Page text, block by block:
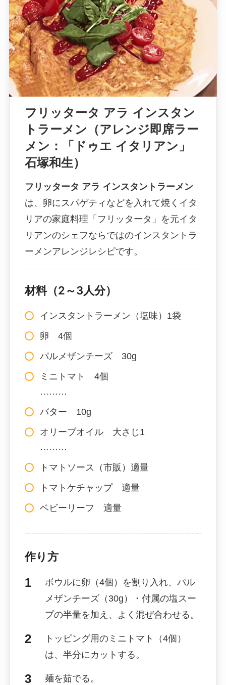
フリッタータ アラ インスタン
トラーメン（アレンジ即席ラー
メン：「ドゥエ イタリアン」
石塚和生）
フリッタータ アラ インスタントラーメン
は、卵にスパゲティなどを入れて焼くイタ
リアの家庭料理「フリッタータ」を元イタ
リアンのシェフならではのインスタントラ
ーメンアレンジレシピです。
材料（2～3人分）
インスタントラーメン（塩味）1袋
卵 4個
パルメザンチーズ 30g
ミニトマト 4個
………
バター 10g
オリーブオイル 大さじ1
………
トマトソース（市販）適量
トマトケチャップ 適量
ベビーリーフ 適量
作り方
ボウルに卵（4個）を割り入れ、パル
メザンチーズ（30g）・付属の塩スー
プの半量を加え、よく混ぜ合わせる。
トッピング用のミニトマト（4個）
は、半分にカットする。
麺を茹でる。